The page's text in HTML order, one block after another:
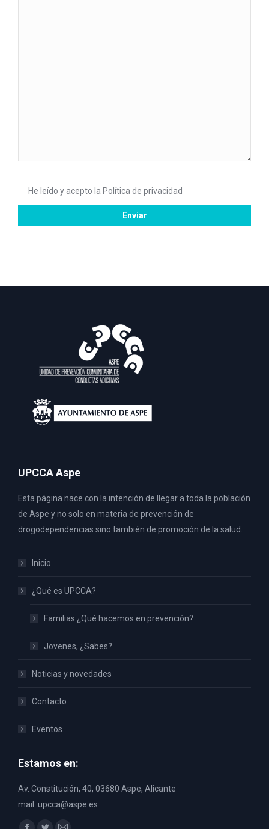
He leído y acepto la Política de privacidad
UPCCA Aspe
Esta página nace con la intención de llegar a toda la población
de Aspe y no solo en materia de prevención de
drogodependencias sino también de promoción de la salud.
Inicio
¿Qué es UPCCA?
Familias ¿Qué hacemos en prevención?
Jovenes, ¿Sabes?
Noticias y novedades
Contacto
Eventos
Estamos en:
Av. Constitución, 40, 03680 Aspe, Alicante
mail: upcca@aspe.es
Encuéntranos en: